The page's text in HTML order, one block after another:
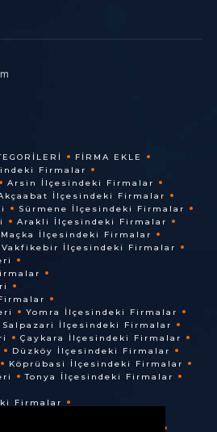
FIRMA EKLE
Firmalar
Arsin İlçesindeki Firmalar
İlçesindeki Firmalar
Sürmene İlçesindeki Firmalar
Arakli İlçesindeki Firmalar
Maçka İlçesindeki Firmalar
Vakfikebir İlçesindeki Firmalar
Yomra İlçesindeki Firmalar
Salpazari İlçesindeki Firmalar
Çaykara İlçesindeki Firmalar
Düzköy İlçesindeki Firmalar
Köprübasi İlçesindeki Firmalar
Tonya İlçesindeki Firmalar
Firmalar